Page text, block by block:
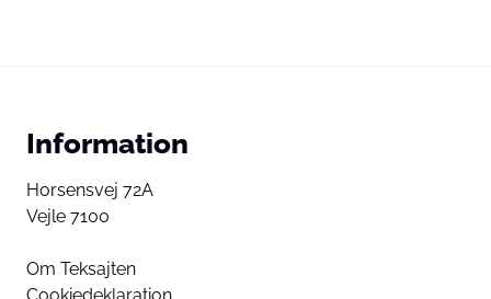
Information
Horsensvej 72A
Vejle 7100
Om Teksajten